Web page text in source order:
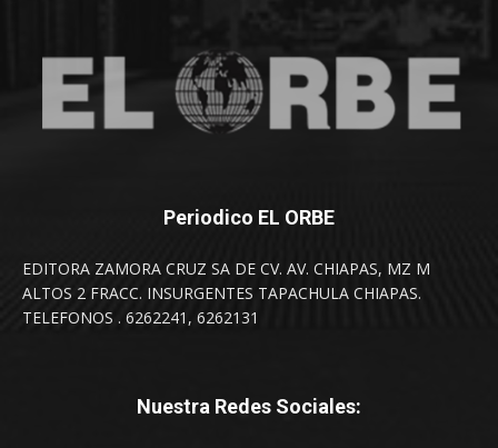
Periodico EL ORBE
EDITORA ZAMORA CRUZ SA DE CV. AV. CHIAPAS, MZ M
ALTOS 2 FRACC. INSURGENTES TAPACHULA CHIAPAS.
TELEFONOS . 6262241, 6262131
Nuestra Redes Sociales: